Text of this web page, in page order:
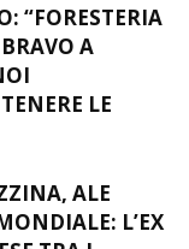
“FORESTERIA
A
LE
ALE
L’EX